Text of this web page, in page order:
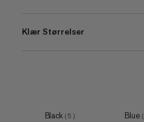
Klær Størrelser
Black ( 5 ) Blue (